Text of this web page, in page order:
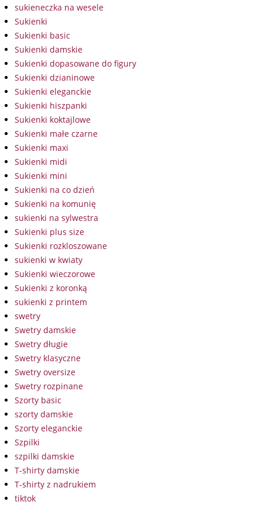
sukieneczka na wesele
Sukienki
Sukienki basic
Sukienki damskie
Sukienki dopasowane do figury
Sukienki dzianinowe
Sukienki eleganckie
Sukienki hiszpanki
Sukienki koktajlowe
Sukienki małe czarne
Sukienki maxi
Sukienki midi
Sukienki mini
Sukienki na co dzień
Sukienki na komunię
sukienki na sylwestra
Sukienki plus size
Sukienki rozkloszowane
sukienki w kwiaty
Sukienki wieczorowe
Sukienki z koronką
sukienki z printem
swetry
Swetry damskie
Swetry długie
Swetry klasyczne
Swetry oversize
Swetry rozpinane
Szorty basic
szorty damskie
Szorty eleganckie
Szpilki
szpilki damskie
T-shirty damskie
T-shirty z nadrukiem
tiktok